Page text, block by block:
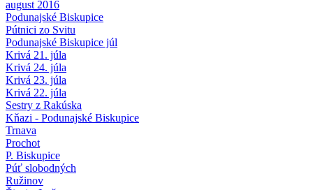
august 2016
Podunajské Biskupice
Pútnici zo Svitu
Podunajské Biskupice júl
Krivá 21. júla
Krivá 24. júla
Krivá 23. júla
Krivá 22. júla
Sestry z Rakúska
Kňazi - Podunajské Biskupice
Trnava
Prochot
P. Biskupice
Púť slobodných
Ružinov